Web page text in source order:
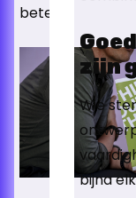
beter.
zijn
Wie
bijna